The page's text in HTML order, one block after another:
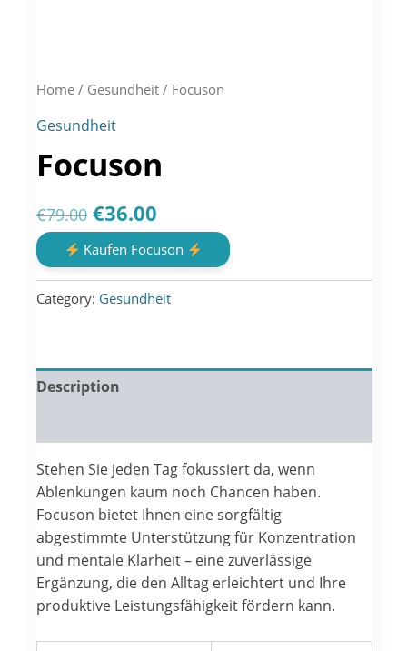
Home / Gesundheit / Focuson
Gesundheit
Focuson
€79.00 Original
price
was:
€79.00.
€36.00
price
is:
€36.00.
Kaufen Focuson
Category: Gesundheit
Description
Stehen Sie jeden Tag fokussiert da, wenn
Ablenkungen kaum noch Chancen haben.
Focuson bietet Ihnen eine sorgfältig
abgestimmte Unterstützung für Konzentration
und mentale Klarheit – eine zuverlässige
Ergänzung, die den Alltag erleichtert und Ihre
produktive Leistungsfähigkeit fördern kann.